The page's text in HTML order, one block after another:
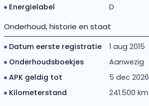
Energielabel D
Onderhoud, historie en staat
Datum eerste registratie
1 aug 2015
Onderhoudsboekjes
Aanwezig
APK geldig tot
5 dec 2026
Kilometerstand
241.500 km